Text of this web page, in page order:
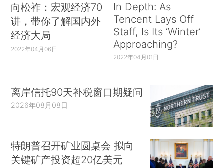
向松祚：宏观经济70
讲，带你了解国内外
经济大局
2022年04月06日
In Depth: As
Tencent Lays Off
Staff, Is Its ‘Winter’
Approaching?
2022年04月01日
离岸信托90天补税窗口期疑问
2026年08月08日
特朗普召开矿业圆桌会 拟向
关键矿产投资超20亿美元